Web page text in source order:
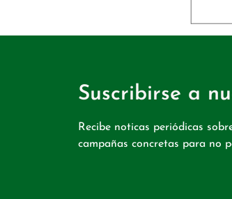
Suscribirse a
Recibe noticas periódicas
campañas concretas para no